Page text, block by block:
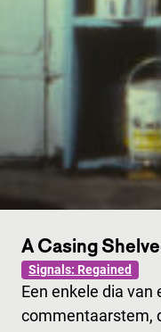
A Casing
Signals: Regained
Een enkele dia van
commentaarstem,